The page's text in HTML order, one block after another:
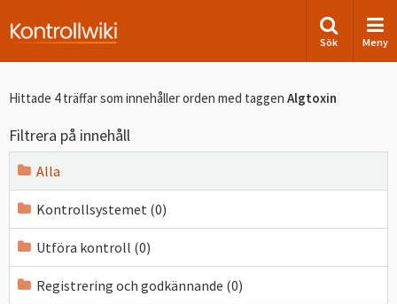
Sök Meny
Hittade 4 träffar som innehåller orden med taggen Algtoxin
Filtrera på innehåll
Alla
Kontrollsystemet (0)
Utföra kontroll (0)
Registrering och godkännande (0)